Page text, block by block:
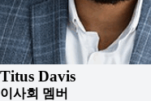
Titus Davis
이사회 멤버